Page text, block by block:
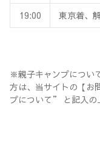
19:00
東京着、
※親子キャンプについ
方は、当サイトの【お
プについて” と記入の